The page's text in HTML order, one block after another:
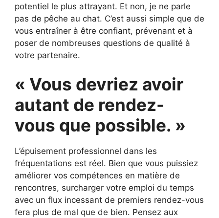
potentiel le plus attrayant. Et non, je ne parle
pas de pêche au chat. C’est aussi simple que de
vous entraîner à être confiant, prévenant et à
poser de nombreuses questions de qualité à
votre partenaire.
« Vous devriez avoir
autant de rendez-
vous que possible. »
L’épuisement professionnel dans les
fréquentations est réel. Bien que vous puissiez
améliorer vos compétences en matière de
rencontres, surcharger votre emploi du temps
avec un flux incessant de premiers rendez-vous
fera plus de mal que de bien. Pensez aux